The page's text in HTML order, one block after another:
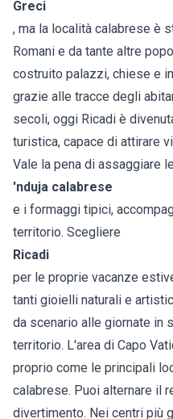
Greci
, ma la località calabrese è
Romani e da tante altre
costruito palazzi, chiese e
grazie alle tracce degli
secoli, oggi Ricadi è
turistica, capace di attirare
Vale la pena di assaggiare
'nduja calabrese
e i formaggi tipici,
territorio. Scegliere
Ricadi
per le proprie vacanze
tanti gioielli naturali e
da scenario alle giornate in
territorio. L'area di Capo
proprio come le principali
calabrese. Puoi alternare il
divertimento. Nei centri più